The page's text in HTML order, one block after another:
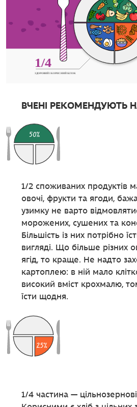
ВЧЕНІ РЕКОМЕНДУЮТЬ
1/2 споживаних продуктів
овочі, фрукти та ягоди,
узимку не варто
морожених, сушених та
Більшість із них потрібно
вигляді. Що більше різних
ягід, то краще. Не надто
картоплею: в ній мало
високий вміст крохмалю,
їсти щодня.
1/4 частина —